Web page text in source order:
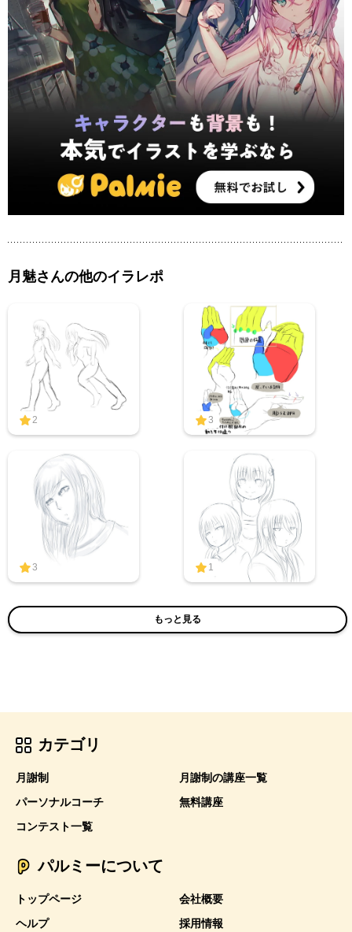
月魅さんの他のイラレポ
2 3
3 1
もっと見る
カテゴリ
月謝制
月謝制の講座一覧
パーソナルコーチ
無料講座
コンテスト一覧
パルミーについて
トップページ
会社概要
ヘルプ
採用情報